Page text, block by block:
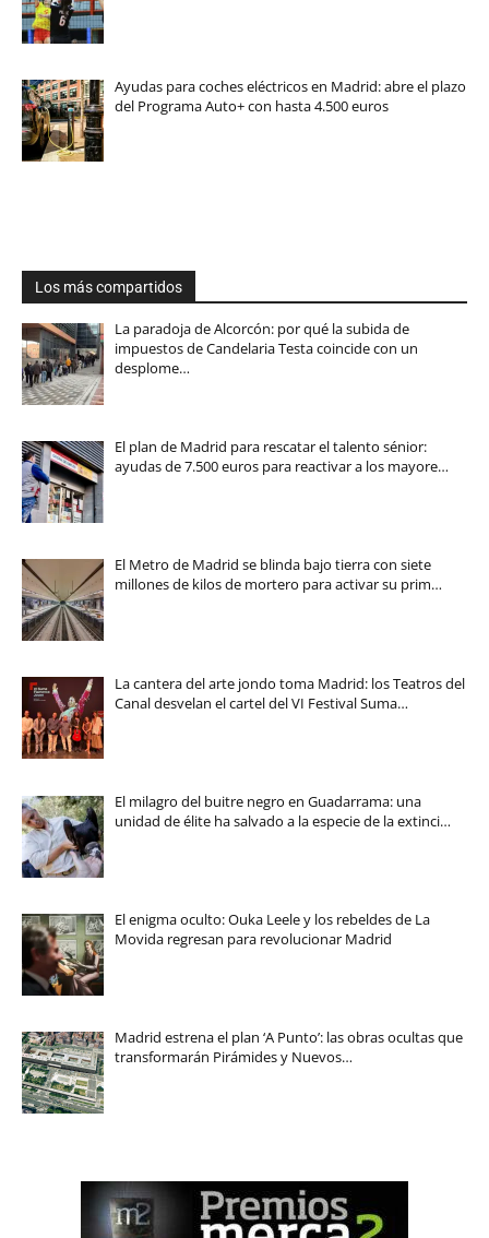
Ayudas para coches eléctricos en Madrid: abre el plazo
del Programa Auto+ con hasta 4.500 euros
Los más compartidos
La paradoja de Alcorcón: por qué la subida de
impuestos de Candelaria Testa coincide con un
desplome…
El plan de Madrid para rescatar el talento sénior:
ayudas de 7.500 euros para reactivar a los mayore…
El Metro de Madrid se blinda bajo tierra con siete
millones de kilos de mortero para activar su prim…
La cantera del arte jondo toma Madrid: los Teatros del
Canal desvelan el cartel del VI Festival Suma…
El milagro del buitre negro en Guadarrama: una
unidad de élite ha salvado a la especie de la extinci…
El enigma oculto: Ouka Leele y los rebeldes de La
Movida regresan para revolucionar Madrid
Madrid estrena el plan ‘A Punto’: las obras ocultas que
transformarán Pirámides y Nuevos…